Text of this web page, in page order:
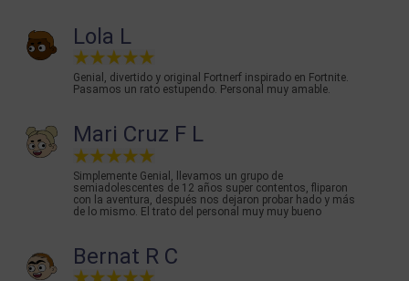
Lola L
Genial, divertido y original Fortnerf inspirado en Fortnite.
Pasamos un rato estupendo. Personal muy amable.
Mari Cruz F L
Simplemente Genial, llevamos un grupo de
semiadolescentes de 12 años super contentos, fliparon
con la aventura, después nos dejaron probar hado y más
de lo mismo. El trato del personal muy muy bueno
Bernat R C